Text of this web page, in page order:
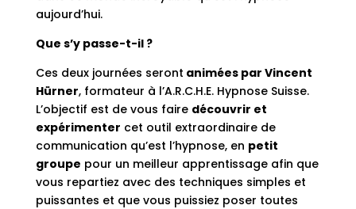
aujourd’hui.
Que s’y passe-t-il ?
Ces deux journées seront animées par Vincent
Hürner, formateur à l’A.R.C.H.E. Hypnose Suisse.
L’objectif est de vous faire découvrir et
expérimenter cet outil extraordinaire de
communication qu’est l’hypnose, en petit
groupe pour un meilleur apprentissage afin que
vous repartiez avec des techniques simples et
puissantes et que vous puissiez poser toutes